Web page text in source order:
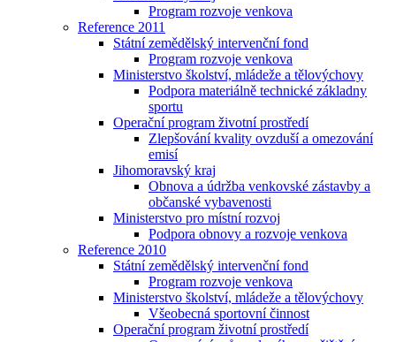
Program rozvoje venkova
Reference 2011
Státní zemědělský intervenční fond
Program rozvoje venkova
Ministerstvo školství, mládeže a tělovýchovy
Podpora materiálně technické základny
sportu
Operační program životní prostředí
Zlepšování kvality ovzduší a omezování
emisí
Jihomoravský kraj
Obnova a údržba venkovské zástavby a
občanské vybavenosti
Ministerstvo pro místní rozvoj
Podpora obnovy a rozvoje venkova
Reference 2010
Státní zemědělský intervenční fond
Program rozvoje venkova
Ministerstvo školství, mládeže a tělovýchovy
Všeobecná sportovní činnost
Operační program životní prostředí